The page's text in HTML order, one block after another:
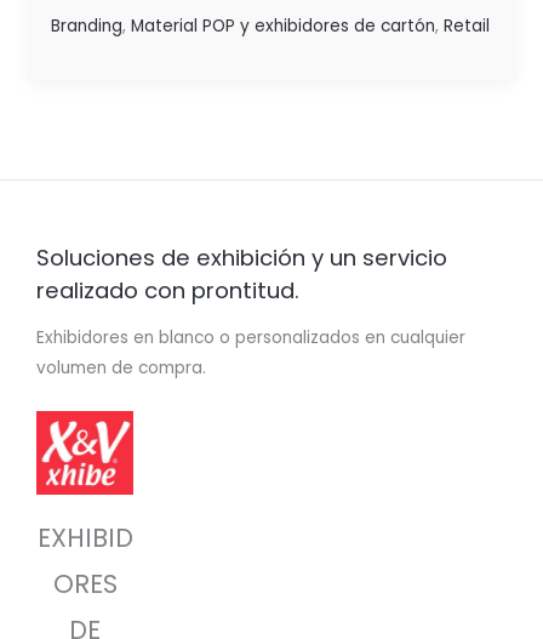
Branding, Material POP y exhibidores de cartón, Retail
Soluciones de exhibición y un servicio
realizado con prontitud.
Exhibidores en blanco o personalizados en cualquier
volumen de compra.
EXHIBID
ORES
DE